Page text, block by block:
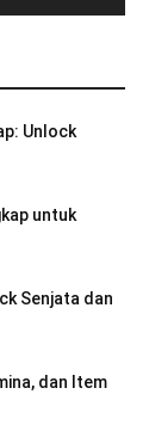
Unlock
untuk
Senjata dan
dan Item